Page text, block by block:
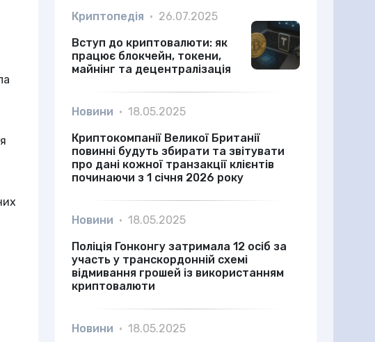
Криптопедія • 26.07.2025
Вступ до криптовалюти: як
працює блокчейн, токени,
майнінг та децентралізація
Новини • 18.05.2025
Криптокомпанії Великої Британії
повинні будуть збирати та звітувати
про дані кожної транзакції клієнтів
починаючи з 1 січня 2026 року
Новини • 18.05.2025
Поліція Гонконгу затримала 12 осіб за
участь у транскордонній схемі
відмивання грошей із використанням
криптовалюти
Новини • 18.05.2025